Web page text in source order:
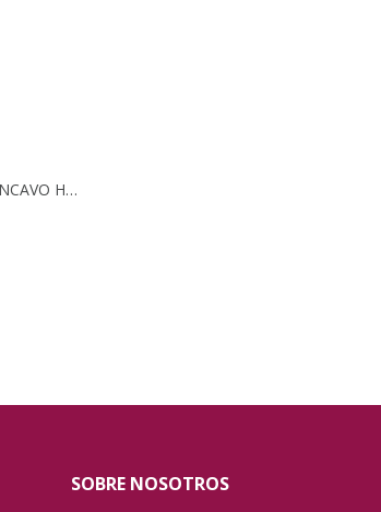
FRESA DE RADIO CONCAVO HW Z2 S:8 D:44.7X22.2X...
SOBRE NOSOTROS